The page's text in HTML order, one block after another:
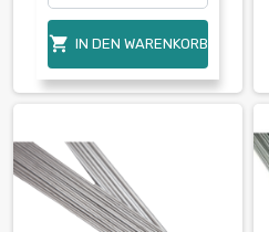
 IN DEN WARENKORB